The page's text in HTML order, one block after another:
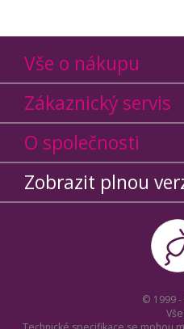
Vše o nákupu
Zákaznický servis
O společnosti
Zobrazit plnou
© 1999 -